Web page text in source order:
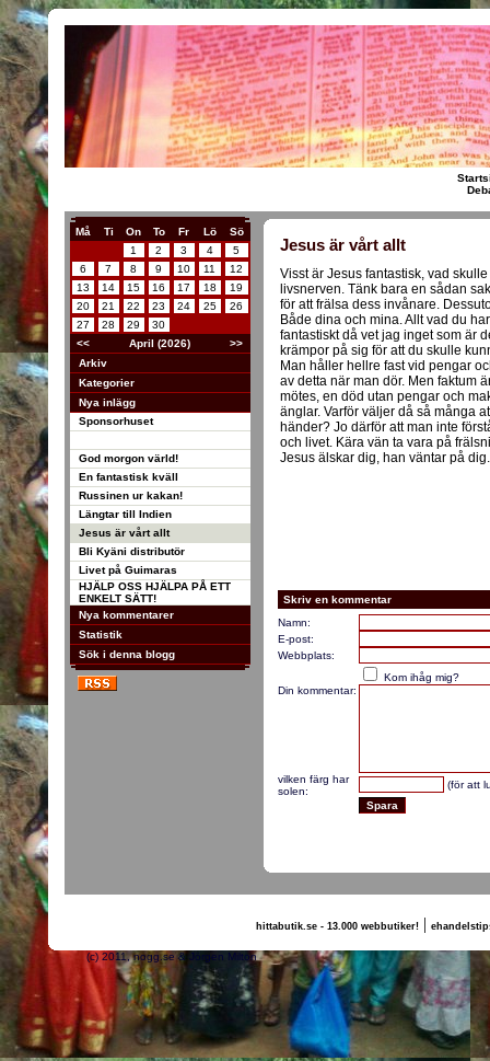
Må Ti On To Fr Lö
Sö
1
2 3 4
5
6
7 8 9 10 11
12
13
14 15 16 17 18
19
20
21 22 23 24 25
26
27
28 29
30
<<
April (2026)
>>
Arkiv
Kategorier
Nya inlägg
Sponsorhuset
God morgon värld!
En fantastisk kväll
Russinen ur kakan!
Längtar till Indien
Jesus är vårt allt
Bli Kyäni distributör
Livet på Guimaras
HJÄLP OSS HJÄLPA PÅ ETT
ENKELT SÄTT!
Nya kommentarer
Statistik
Sök i denna blogg
Jesus är vårt allt
Visst är Jesus fantastisk, vad
livsnerven. Tänk bara en sådan
för att frälsa dess invånare.
Både dina och mina. Allt vad du
fantastiskt då vet jag inget som är
krämpor på sig för att du skulle
Man håller hellre fast vid pengar
av detta när man dör. Men faktum
mötes, en död utan pengar och
änglar. Varför väljer då så många
händer? Jo därför att man inte
och livet. Kära vän ta vara på
Jesus älskar dig, han väntar på dig.
Skriv en kommentar
Namn:
E-post:
Webbplats:
Kom ihåg mig?
Din kommentar:
vilken färg har
solen:
(för att
hittabutik.se - 13.000 webbutiker!|
(c) 2011, nogg.se & Jörgen Milton